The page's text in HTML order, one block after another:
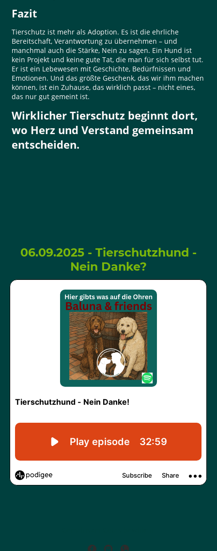
Fazit
Tierschutz ist mehr als Adoption. Es ist die ehrliche
Bereitschaft, Verantwortung zu übernehmen – und
manchmal auch die Stärke, Nein zu sagen. Ein Hund ist
kein Projekt und keine gute Tat, die man für sich selbst tut.
Er ist ein Lebewesen mit Geschichte, Bedürfnissen und
Emotionen. Und das größte Geschenk, das wir ihm machen
können, ist ein Zuhause, das wirklich passt – nicht eines,
das nur gut gemeint ist.
Wirklicher Tierschutz beginnt dort,
wo Herz und Verstand gemeinsam
entscheiden.
06.09.2025 - Tierschutzhund -
Nein Danke?